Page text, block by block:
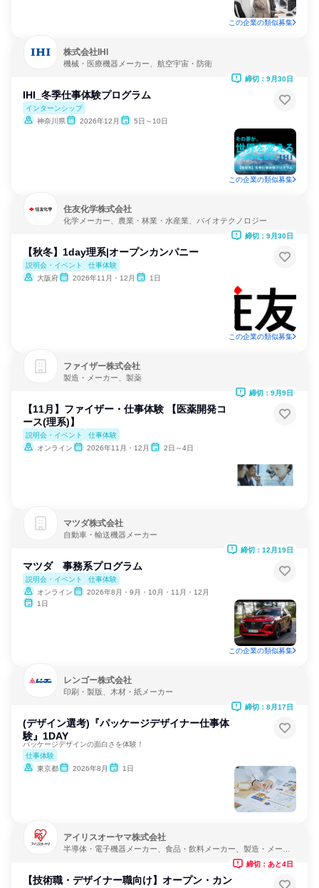
この企業の類似募集
株式会社IHI
機械・医療機器メーカー、航空宇宙・防衛
IHI_冬季仕事体験プログラム
インターンシップ
神奈川県
2026年12月 5日～10日
締切：9月30日
この企業の類似募集
住友化学株式会社
化学メーカー、農業・林業・水産業、バイオテクノロジー
【秋冬】1day理系|オープンカンパニー
説明会・イベント
仕事体験
大阪府
2026年11月・12月 1日
締切：9月30日
この企業の類似募集
ファイザー株式会社
製造・メーカー、製薬
【11月】ファイザー・仕事体験 【医薬開発コ
ース(理系)】
説明会・イベント
仕事体験
オンライン
2026年11月・12月 2日～4日
締切：9月9日
マツダ株式会社
自動車・輸送機器メーカー
マツダ 事務系プログラム
説明会・イベント
仕事体験
オンライン
2026年8月・9月・10月・11月・12月
1日
締切：12月19日
この企業の類似募集
レンゴー株式会社
印刷・製版、木材・紙メーカー
(デザイン選考)『パッケージデザイナー仕事体
験』1DAY
パッケージデザインの面白さを体験！
仕事体験
東京都
2026年8月 1日
締切：8月17日
アイリスオーヤマ株式会社
半導体・電子機器メーカー、食品・飲料メーカー、製造・メーカ
【技術職・デザイナー職向け】オープン・カン
締切：あと4日